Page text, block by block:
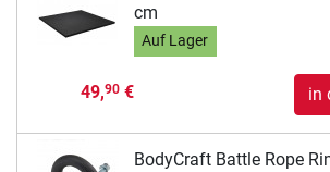
cm
Auf Lager
49,90€ in
BodyCraft Battle Rope